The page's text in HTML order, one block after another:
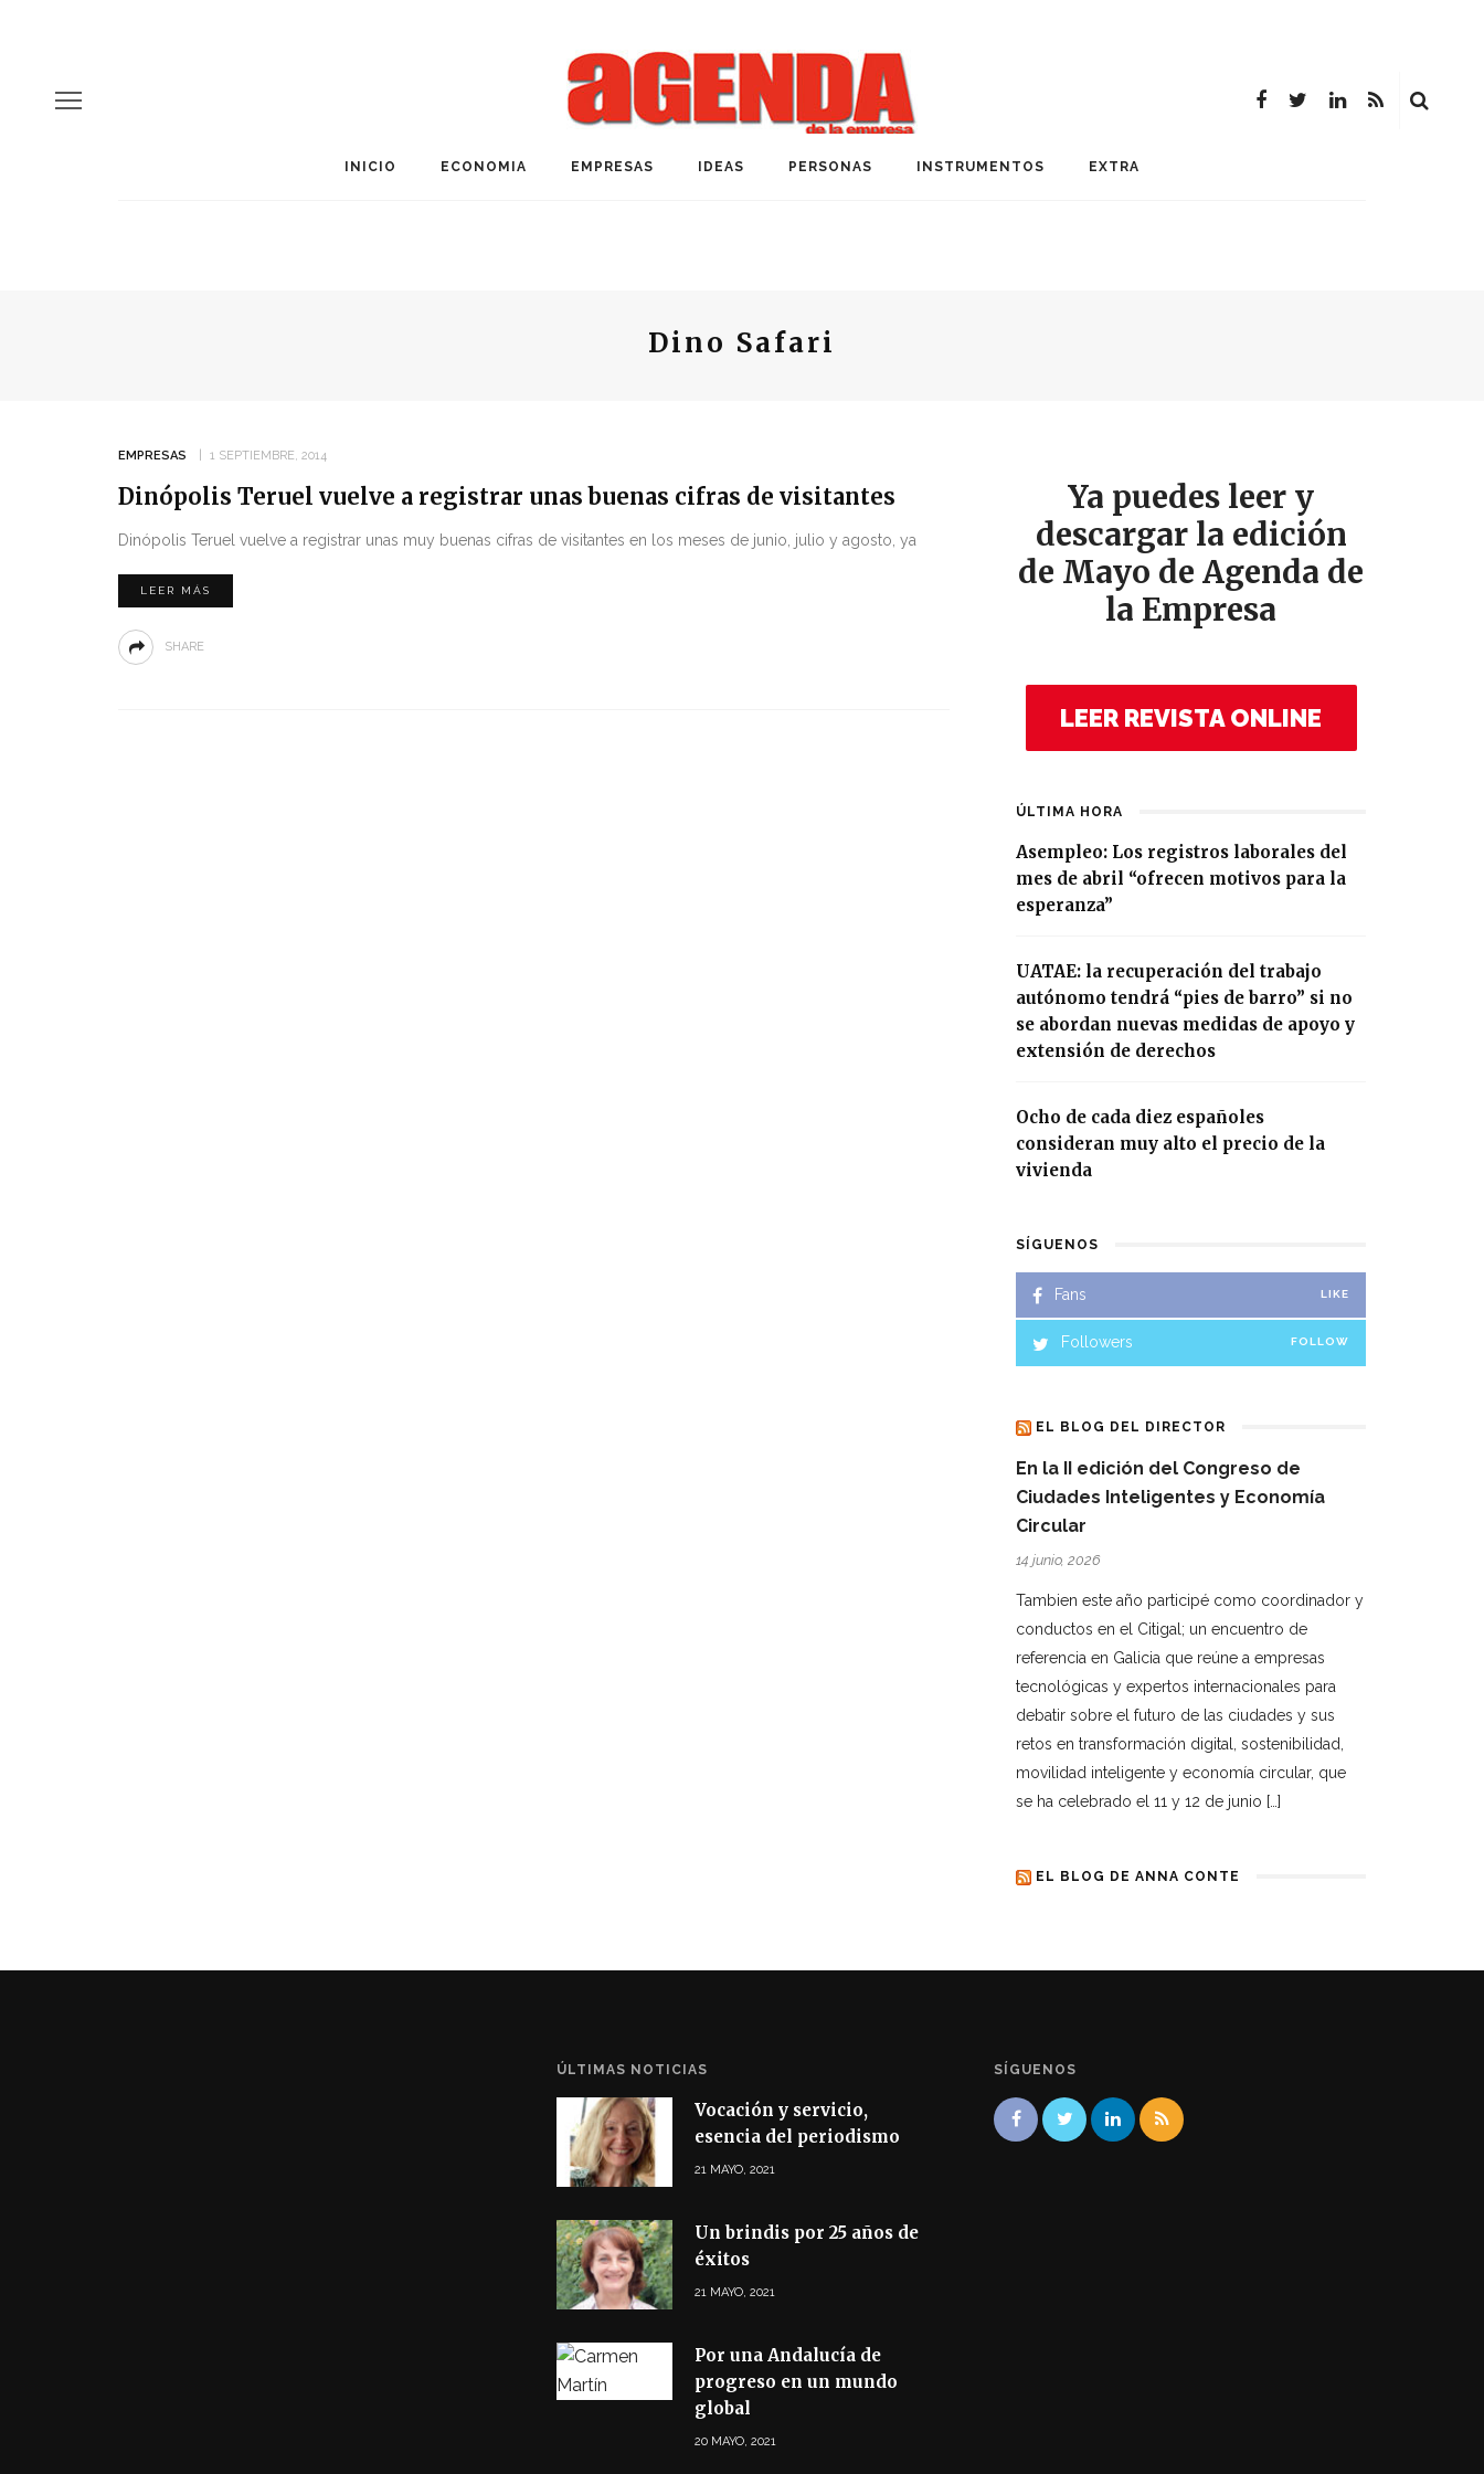
INICIO ECONOMIA EMPRESAS IDEAS PERSONAS INSTRUMENTOS EXTRA
Dino Safari
EMPRESAS 1 SEPTIEMBRE, 2014
Dinópolis Teruel vuelve a registrar unas buenas cifras de visitantes
Dinópolis Teruel vuelve a registrar unas muy buenas cifras de visitantes en los meses de junio, julio y agosto, ya
LEER MÁS
SHARE
Ya puedes leer y
descargar la edición
de Mayo de Agenda de
la Empresa
LEER REVISTA ONLINE
ÚLTIMA HORA
Asempleo: Los registros laborales del
mes de abril “ofrecen motivos para la
esperanza”
UATAE: la recuperación del trabajo
autónomo tendrá “pies de barro” si no
se abordan nuevas medidas de apoyo y
extensión de derechos
Ocho de cada diez españoles
consideran muy alto el precio de la
vivienda
SÍGUENOS
Fans LIKE
Followers FOLLOW
EL BLOG DEL DIRECTOR
En la II edición del Congreso de
Ciudades Inteligentes y Economía
Circular
14 junio, 2026
Tambien este año participé como coordinador y
conductos en el Citigal; un encuentro de
referencia en Galicia que reúne a empresas
tecnológicas y expertos internacionales para
debatir sobre el futuro de las ciudades y sus
retos en transformación digital, sostenibilidad,
movilidad inteligente y economía circular, que
se ha celebrado el 11 y 12 de junio […]
EL BLOG DE ANNA CONTE
ÚLTIMAS NOTICIAS
Vocación y servicio,
esencia del periodismo
21 MAYO, 2021
Un brindis por 25 años de
éxitos
21 MAYO, 2021
Por una Andalucía de
progreso en un mundo
global
20 MAYO, 2021
SÍGUENOS